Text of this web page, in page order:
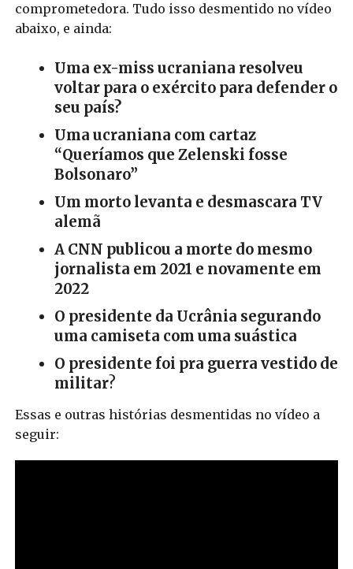
comprometedora. Tudo isso desmentido no vídeo
abaixo, e ainda:
Uma ex-miss ucraniana resolveu
voltar para o exército para defender o
seu país?
Uma ucraniana com cartaz
“Queríamos que Zelenski fosse
Bolsonaro”
Um morto levanta e desmascara TV
alemã
A CNN publicou a morte do mesmo
jornalista em 2021 e novamente em
2022
O presidente da Ucrânia segurando
uma camiseta com uma suástica
O presidente foi pra guerra vestido de
militar?
Essas e outras histórias desmentidas no vídeo a
seguir: